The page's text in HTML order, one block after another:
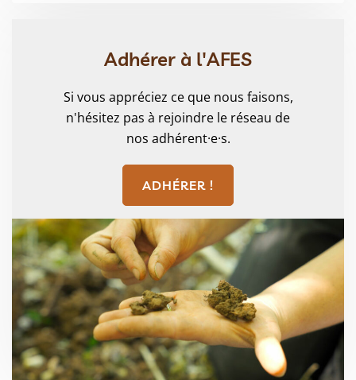
Adhérer à l'AFES
Si vous appréciez ce que nous faisons,
n'hésitez pas à rejoindre le réseau de
nos adhérent·e·s.
ADHÉRER !